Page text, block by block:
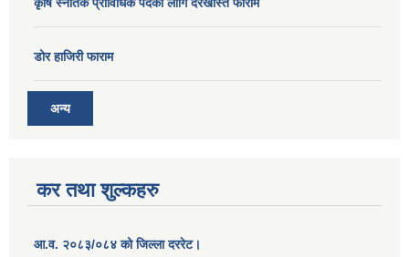
कृषि स्नातक प्राविधिक पदको लागि दरखास्त फाराम
डोर हाजिरी फाराम
अन्य
कर तथा शुल्कहरु
आ.व. २०८३/०८४ को जिल्ला दररेट।